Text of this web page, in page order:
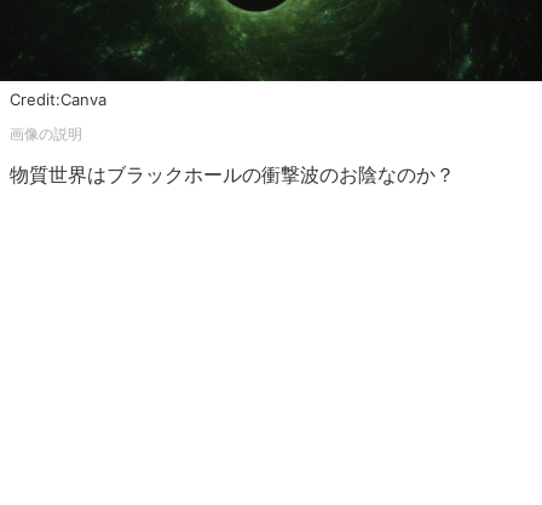
Credit:Canva
物質世界はブラックホールの衝撃波のお陰なのか？